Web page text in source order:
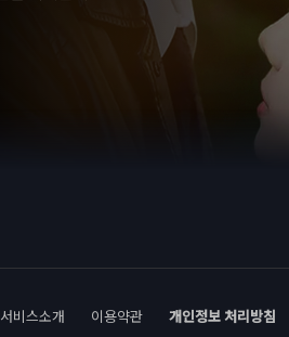
서비스소개 이용약관 개인정보 처리방침